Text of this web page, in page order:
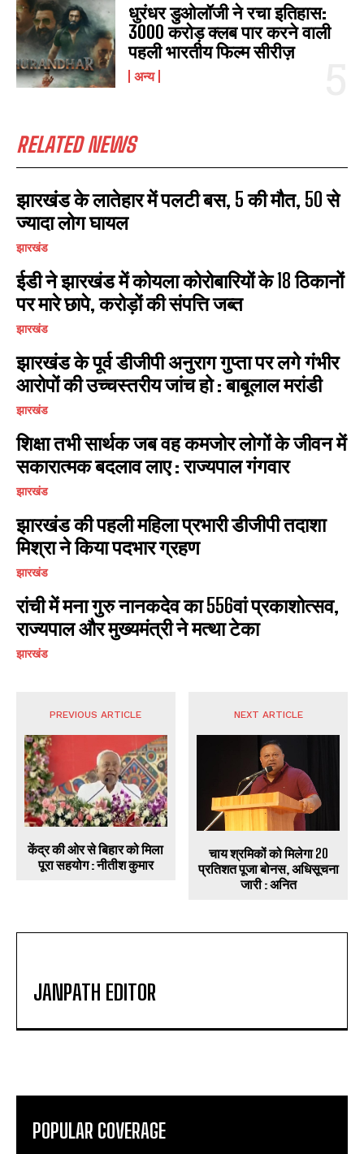
I WANT IN
I've read and accept the
धुरंधर डुओलॉजी ने रचा इतिहास:
3000 करोड़ क्लब पार करने वाली
पहली भारतीय फिल्म सीरीज़
अन्य
RELATED NEWS
झारखंड के लातेहार में पलटी बस, 5 की मौत, 50 से
ज्यादा लोग घायल
झारखंड
ईडी ने झारखंड में कोयला कोरोबारियों के 18 ठिकानों
पर मारे छापे, करोड़ों की संपत्ति जब्त
झारखंड
झारखंड के पूर्व डीजीपी अनुराग गुप्ता पर लगे गंभीर
आरोपों की उच्चस्तरीय जांच हो : बाबूलाल मरांडी
झारखंड
शिक्षा तभी सार्थक जब वह कमजोर लोगों के जीवन में
सकारात्मक बदलाव लाए : राज्यपाल गंगवार
झारखंड
झारखंड की पहली महिला प्रभारी डीजीपी तदाशा
मिश्रा ने किया पदभार ग्रहण
झारखंड
रांची में मना गुरु नानकदेव का 556वां प्रकाशोत्सव,
राज्यपाल और मुख्यमंत्री ने मत्था टेका
झारखंड
PREVIOUS ARTICLE
केंद्र की ओर से बिहार को मिला
पूरा सहयोग : नीतीश कुमार
NEXT ARTICLE
चाय श्रमिकों को मिलेगा 20
प्रतिशत पूजा बोनस, अधिसूचना
जारी : अनित
JANPATH EDITOR
POPULAR COVERAGE